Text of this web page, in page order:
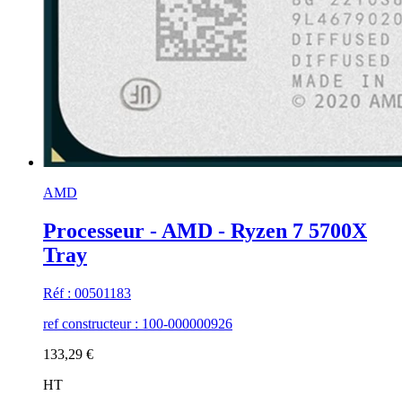
AMD
Processeur - AMD - Ryzen 7 5700X
Tray
Réf : 00501183
ref constructeur : 100-000000926
133,29 €
HT